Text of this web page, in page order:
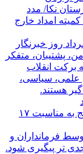
نکا/ مدد
امداد خارج
پشتیبان، متفکر
انقلاب
علمی، سیاسی،
هستند.
آئین تجلیل از خبرنگاران حوزه سپاه و بسیج به مناسبت ۱۷
فرمانداران و
تر پیگیری شود.